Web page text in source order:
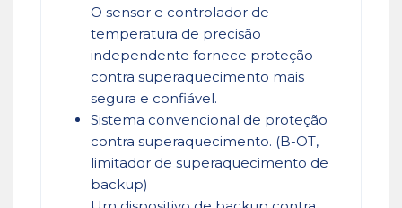
O sensor e controlador de
temperatura de precisão
independente fornece proteção
contra superaquecimento mais
segura e confiável.
Sistema convencional de proteção
contra superaquecimento. (B-OT,
limitador de superaquecimento de
backup)